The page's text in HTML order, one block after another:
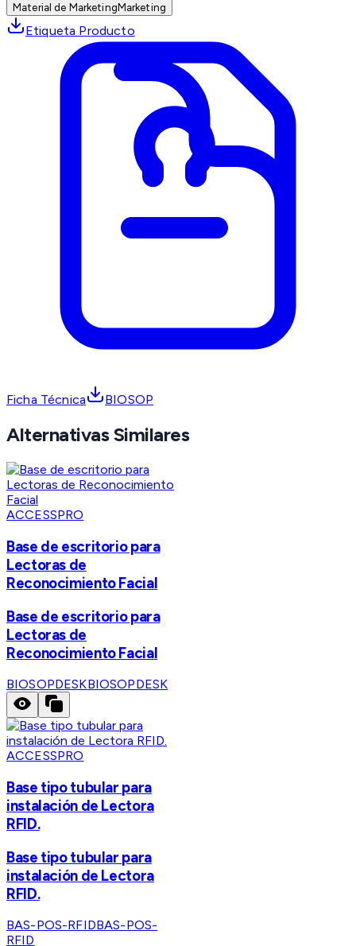
Material de MarketingMarketing
Etiqueta Producto
Ficha Técnica BIOSOP
Alternativas Similares
ACCESSPRO
Base de escritorio para
Lectoras de
Reconocimiento Facial
Base de escritorio para
Lectoras de
Reconocimiento Facial
BIOSOPDESKBIOSOPDESK
ACCESSPRO
Base tipo tubular para
instalación de Lectora
RFID.
Base tipo tubular para
instalación de Lectora
RFID.
BAS-POS-RFIDBAS-POS-
RFID